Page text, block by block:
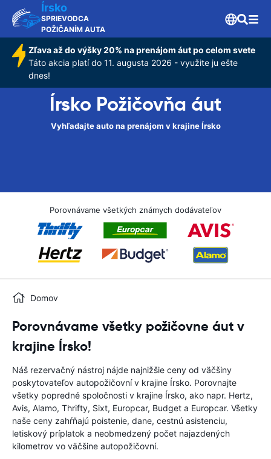
Írsko
SPRIEVODCA
POŽIČANÍM AUTA
Zľava až do výšky 20% na prenájom áut po celom svete
Táto akcia platí do 11. augusta 2026 - využite ju ešte
dnes!
Írsko Požičovňa áut
Vyhľadajte auto na prenájom v krajine Írsko
Porovnávame všetkých známych dodávateľov
Domov
Porovnávame všetky požičovne áut v
krajine Írsko!
Náš rezervačný nástroj nájde najnižšie ceny od väčšiny
poskytovateľov autopožičovní v krajine Írsko. Porovnajte
všetky popredné spoločnosti v krajine Írsko, ako napr. Hertz,
Avis, Alamo, Thrifty, Sixt, Europcar, Budget a Europcar. Všetky
naše ceny zahŕňajú poistenie, dane, cestnú asistenciu,
letiskový príplatok a neobmedzený počet najazdených
kilometrov vo väčšine autopožičovní.